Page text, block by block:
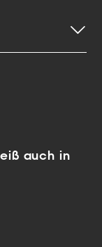
auch in